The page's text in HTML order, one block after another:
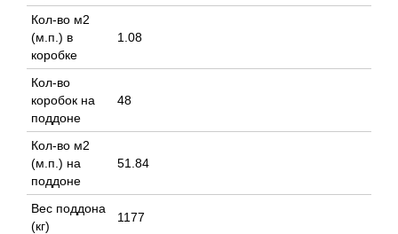
Кол-во м2
(м.п.) в
коробке
1.08
Кол-во
коробок на
поддоне
48
Кол-во м2
(м.п.) на
поддоне
51.84
Вес поддона
(кг)
1177